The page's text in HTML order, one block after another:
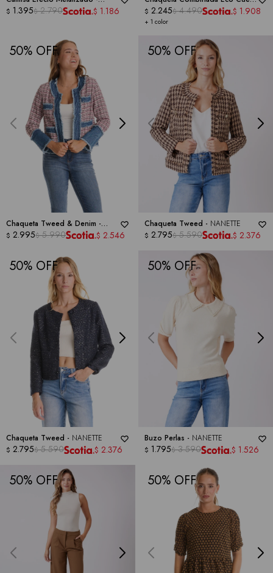
NANETTE
$ 1.395$ 2.790 $ 1.186
- NANETTE
+ 1 color
$ 2.245$ 4.490 $ 1.908
50
Chaqueta Tweed & Denim -
NANETTE
$ 2.995$ 5.990 $ 2.546
50
Chaqueta Tweed - NANETTE
$ 2.795$ 5.590 $ 2.376
50
Chaqueta Tweed - NANETTE
$ 2.795$ 5.590 $ 2.376
50
Buzo Perlas - NANETTE
$ 1.795$ 3.590 $ 1.526
50 50